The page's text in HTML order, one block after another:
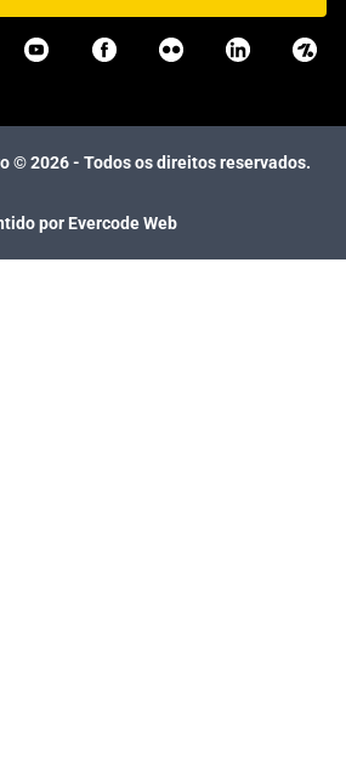
©2026- Todos os direitos reservados.
por Evercode Web